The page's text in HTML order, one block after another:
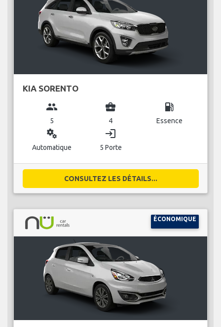
KIA SORENTO
group
5
business_center
4
local_gas_station
Essence
miscellaneous_services
Automatique
login
5 Porte
CONSULTEZ LES DÉTAILS...
ÉCONOMIQUE